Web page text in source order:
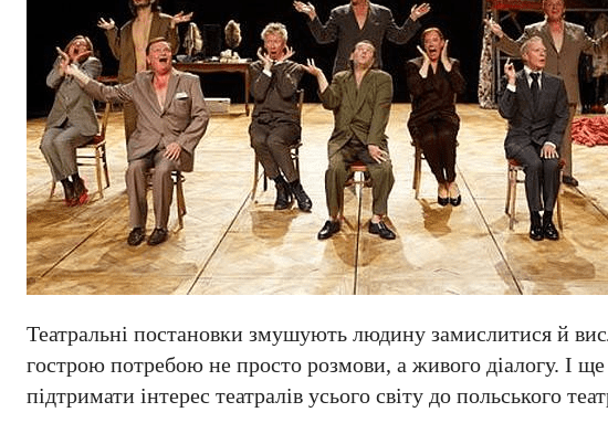
Театральні постановки змушують людину замислитися й
гострою потребою не просто розмови, а живого діалогу. І
підтримати інтерес театралів усього світу до польського